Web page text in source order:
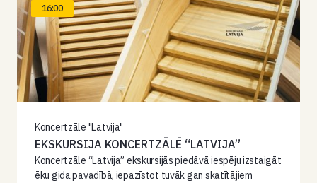
16:00
Koncertzāle "Latvija"
EKSKURSIJA KONCERTZĀLĒ “LATVIJA”
Koncertzāle “Latvija” ekskursijās piedāvā iespēju izstaigāt
ēku gida pavadībā, iepazīstot tuvāk gan skatītājiem